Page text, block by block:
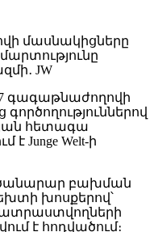
գագաթնաժողովի
հետագա
Junge Welt-ի
բախման
խոսքերով՝
է հոդվածում։